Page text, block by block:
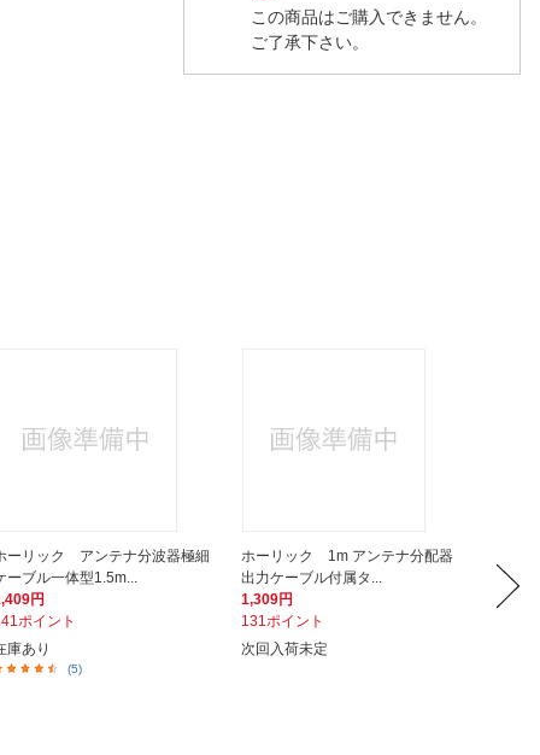
この商品はご購入できません。
ご了承下さい。
ーリック アンテナ分波器極細
ーブル一体型1.5m...
円
ポイント
庫あり
(5)
ホーリック 1m アンテナ分配器
出力ケーブル付属タ...
1,309円
131ポイント
次回入荷未定
ブル2
1,008円